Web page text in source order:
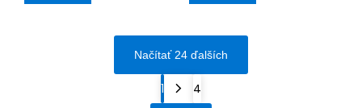
Načítať 24 ďalších
1
4